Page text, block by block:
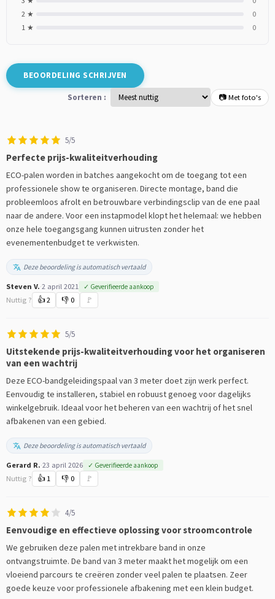
2 ★
0
1 ★
0
BEOORDELING SCHRIJVEN
Sorteren : 📷 Met foto's
5/5
Perfecte prijs-kwaliteitverhouding
ECO-palen worden in batches aangekocht om de toegang tot een
professionele show te organiseren. Directe montage, band die
probleemloos afrolt en betrouwbare verbindingsclip van de ene paal
naar de andere. Voor een instapmodel klopt het helemaal: we hebben
onze hele toegangsgang kunnen uitrusten zonder het
evenementenbudget te verkwisten.
Deze beoordeling is automatisch vertaald
Steven V.·2 april 2021 ✓ Geverifieerde aankoop
Nuttig ? 👍2 👎 0 🚩
5/5
Uitstekende prijs-kwaliteitverhouding voor het organiseren
van een wachtrij
Deze ECO-bandgeleidingspaal van 3 meter doet zijn werk perfect.
Eenvoudig te installeren, stabiel en robuust genoeg voor dagelijks
winkelgebruik. Ideaal voor het beheren van een wachtrij of het snel
afbakenen van een gebied.
Deze beoordeling is automatisch vertaald
Gerard R.·23 april 2026 ✓ Geverifieerde aankoop
Nuttig ? 👍 1 👎 0 🚩
4/5
Eenvoudige en effectieve oplossing voor stroomcontrole
We gebruiken deze palen met intrekbare band in onze
ontvangstruimte. De band van 3 meter maakt het mogelijk om een
vloeiend parcours te creëren zonder veel palen te plaatsen. Zeer
goede keuze voor professionele afbakening met een klein budget.